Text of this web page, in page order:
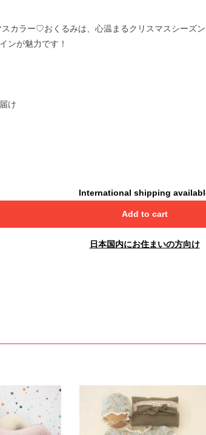
スカラー♡おくるみは、心温まるクリスマスシーズ
ンが魅力です！
け
International shipping
Add to cart
日本国内にお住まいの方向け